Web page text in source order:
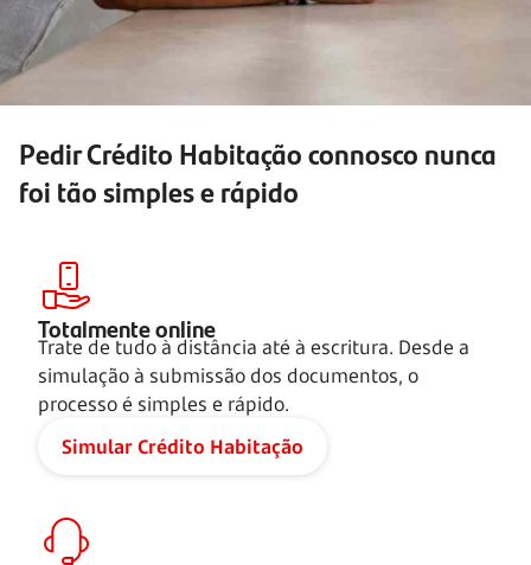
Pedir Crédito Habitação connosco nunca
foi tão simples e rápido
Totalmente online
Trate de tudo à distância até à escritura. Desde a
simulação à submissão dos documentos, o
processo é simples e rápido.
Simular Crédito Habitação